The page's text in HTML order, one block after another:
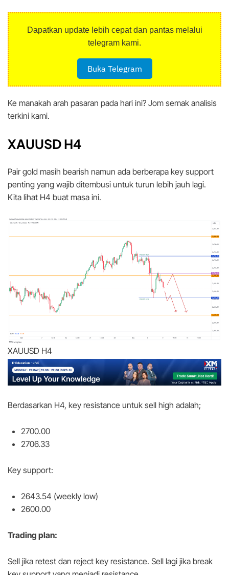
Dapatkan update lebih cepat dan pantas melalui
telegram kami.
Buka Telegram
Ke manakah arah pasaran pada hari ini? Jom semak analisis
terkini kami.
XAUUSD H4
Pair gold masih bearish namun ada berberapa key support
penting yang wajib ditembusi untuk turun lebih jauh lagi.
Kita lihat H4 buat masa ini.
XAUUSD H4
Berdasarkan H4, key resistance untuk sell high adalah;
2700.00
2706.33
Key support:
2643.54 (weekly low)
2600.00
Trading plan:
Sell jika retest dan reject key resistance. Sell lagi jika break